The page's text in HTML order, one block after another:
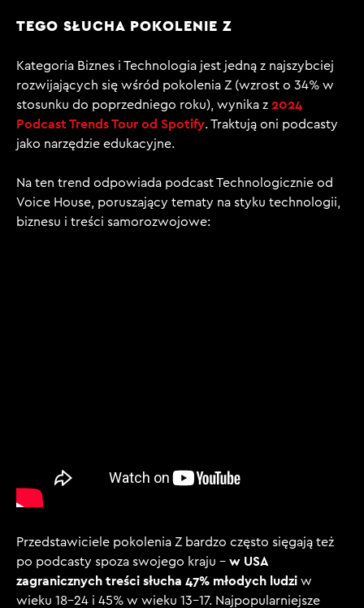
TEGO SŁUCHA POKOLENIE Z
Kategoria Biznes i Technologia jest jedną z najszybciej
rozwijających się wśród pokolenia Z (wzrost o 34% w
stosunku do poprzedniego roku), wynika z 2024
Podcast Trends Tour od Spotify. Traktują oni podcasty
jako narzędzie edukacyjne.
Na ten trend odpowiada podcast Technologicznie od
Voice House, poruszający tematy na styku technologii,
biznesu i treści samorozwojowe:
Przedstawiciele pokolenia Z bardzo często sięgają też
po podcasty spoza swojego kraju – w USA
zagranicznych treści słucha 47% młodych ludzi w
wieku 18-24 i 45% w wieku 13-17. Najpopularniejsze